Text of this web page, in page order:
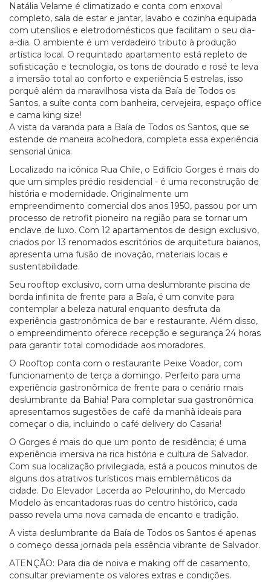
Natália Velame é climatizado e conta com enxoval
completo, sala de estar e jantar, lavabo e cozinha equipada
com utensílios e eletrodomésticos que facilitam o seu dia-
a-dia. O ambiente é um verdadeiro tributo à produção
artística local. O requintado apartamento está repleto de
sofisticação e tecnologia, os tons de dourado e rosé te leva
a imersão total ao conforto e experiência 5 estrelas, isso
porquê além da maravilhosa vista da Baía de Todos os
Santos, a suíte conta com banheira, cervejeira, espaço office
e cama king size!
A vista da varanda para a Baía de Todos os Santos, que se
estende de maneira acolhedora, completa essa experiência
sensorial única.
Localizado na icônica Rua Chile, o Edifício Gorges é mais do
que um simples prédio residencial - é uma reconstrução de
história e modernidade. Originalmente um
empreendimento comercial dos anos 1950, passou por um
processo de retrofit pioneiro na região para se tornar um
enclave de luxo. Com 12 apartamentos de design exclusivo,
criados por 13 renomados escritórios de arquitetura baianos,
apresenta uma fusão de inovação, materiais locais e
sustentabilidade.
Seu rooftop exclusivo, com uma deslumbrante piscina de
borda infinita de frente para a Baía, é um convite para
contemplar a beleza natural enquanto desfruta da
experiência gastronômica de bar e restaurante. Além disso,
o empreendimento oferece recepção e segurança 24 horas
para garantir total comodidade aos moradores.
O Rooftop conta com o restaurante Peixe Voador, com
funcionamento de terça a domingo. Perfeito para uma
experiência gastronômica de frente para o cenário mais
deslumbrante da Bahia! Para completar sua gastronômica
apresentamos sugestões de café da manhã ideais para
começar o dia, incluindo o café delivery do Casaria!
O Gorges é mais do que um ponto de residência; é uma
experiência imersiva na rica história e cultura de Salvador.
Com sua localização privilegiada, está a poucos minutos de
alguns dos atrativos turísticos mais emblemáticos da
cidade. Do Elevador Lacerda ao Pelourinho, do Mercado
Modelo às encantadoras ruas do centro histórico, cada
passo revela uma nova camada de encanto e tradição.
A vista deslumbrante da Baía de Todos os Santos é apenas
o começo dessa jornada pela essência vibrante de Salvador.
ATENÇÃO: Para dia de noiva e making off de casamento,
consultar previamente os valores extras e condições.